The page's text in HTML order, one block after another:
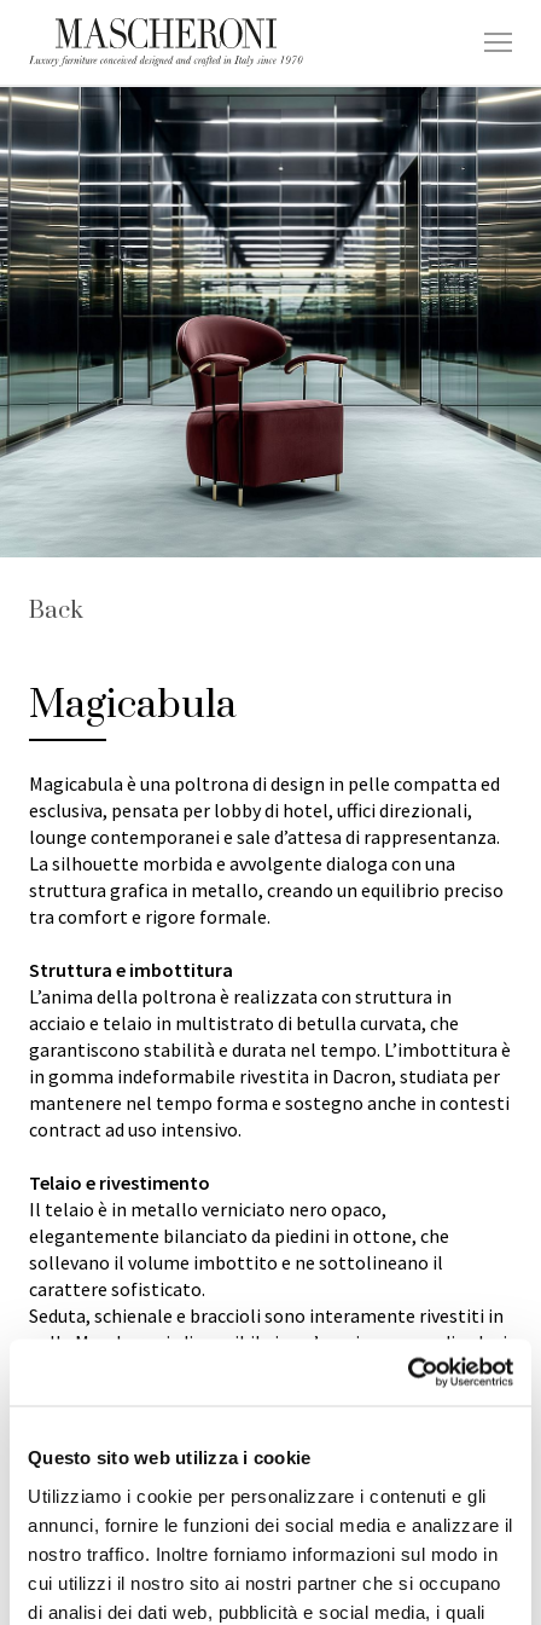
Questo sito web utilizza i cookie
Utilizziamo i cookie per personalizzare i contenuti e gli
annunci, fornire le funzioni dei social media e analizzare il
nostro traffico. Inoltre forniamo informazioni sul modo in
cui utilizzi il nostro sito ai nostri partner che si occupano
di analisi dei dati web, pubblicità e social media, i quali
Back
Magicabula
Magicabula è una poltrona di design in pelle compatta ed
esclusiva, pensata per lobby di hotel, uffici direzionali,
lounge contemporanei e sale d’attesa di rappresentanza.
La silhouette morbida e avvolgente dialoga con una
struttura grafica in metallo, creando un equilibrio preciso
tra comfort e rigore formale.
Struttura e imbottitura
L’anima della poltrona è realizzata con struttura in
acciaio e telaio in multistrato di betulla curvata, che
garantiscono stabilità e durata nel tempo. L’imbottitura è
in gomma indeformabile rivestita in Dacron, studiata per
mantenere nel tempo forma e sostegno anche in contesti
contract ad uso intensivo.
Telaio e rivestimento
Il telaio è in metallo verniciato nero opaco,
elegantemente bilanciato da piedini in ottone, che
sollevano il volume imbottito e ne sottolineano il
carattere sofisticato.
Seduta, schienale e braccioli sono interamente rivestiti in
pelle Mascheroni, disponibile in un’ampia gamma di colori
e finiture per coordinarsi con gli altri arredi dello spazio.
Le proporzioni contenute rendono Magicabula
una poltrona lounge compatta, ideale per spazi raffinati
dove è necessario coniugare comfort e immagine: aree
executive, salottini di hotel, sale riunioni di
rappresentanza, corner lounge nelle residenze private.